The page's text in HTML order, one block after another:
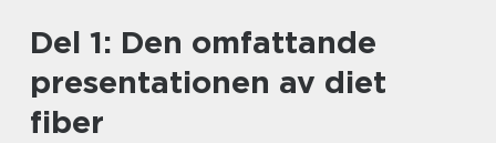
Del 1: Den omfattande
presentationen av diet
fiber